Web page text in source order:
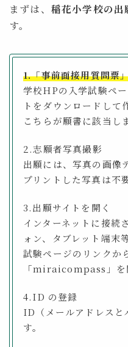
まずは、 稲花小学校の出
す。
1.「事前⾯接⽤質問票
学校HPの⼊学試験ペ
トをダウンロードして
こちらが願書に該当し
2.志願者写真撮影
出願には、写真の画像
プリントした写真は不
3.出願サイトを開く
インターネットに接続
ォン、タブレット端末
試験ページのリンクか
「miraicompass」を
4.ID の登録
ID（メールアドレスと
す。